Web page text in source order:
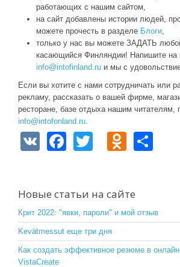
работающих с нашим сайтом,
на сайт добавлены истории людей,
можете прочесть в разделе Блоги,
только у нас вы можете ЗАДАТЬ
касающийся Финляндии! Напишите на
info@intofinland.ru и мы с
Если вы хотите с нами сотрудничать или
рекламу, рассказать о вашей фирме,
ресторане, базе отдыха нашим читателям,
info@intofonland.ru.
V
F
e
b
o
o
er
O
o
kl
a
ss
Новые статьи на сайте
Крит 2022: "явки, пароли" и мой отзыв
Kevätmessut еще три дня
Как создать эффективное резюме в
VistaCreate